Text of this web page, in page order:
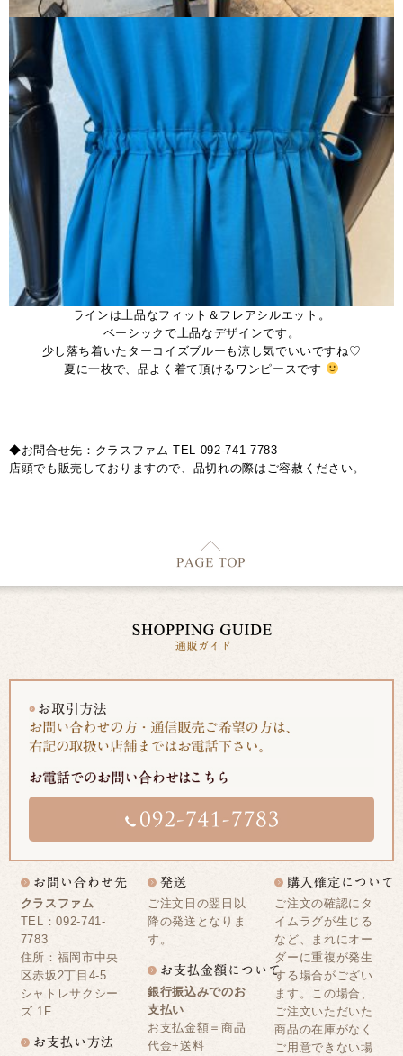
ラインは上品なフィット＆フレアシルエット。
ベーシックで上品なデザインです。
少し落ち着いたターコイズブルーも涼し気でいいですね♡
夏に一枚で、品よく着て頂けるワンピースです
◆お問合せ先：クラスファム TEL 092-741-7783
店頭でも販売しておりますので、品切れの際はご容赦ください。
クラスファム
TEL：092-741-
7783
住所：福岡市中央
区赤坂2丁目4-5
シャトレサクシー
ズ 1F
ご注文日の翌日以
降の発送となりま
す。
銀行振込みでのお
支払い
お支払金額＝商品
代金+送料
ご注文の確認にタ
イムラグが生じる
など、まれにオー
ダーに重複が発生
する場合がござい
ます。この場合、
ご注文いただいた
商品の在庫がなく
ご用意できない場